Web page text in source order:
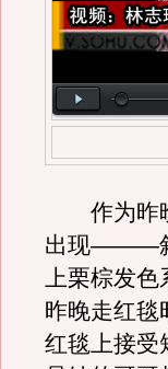
作为昨晚
出现———斜
上栗棕发色
昨晚走红毯
红毯上接受